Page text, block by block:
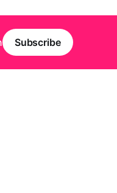
Subscribe